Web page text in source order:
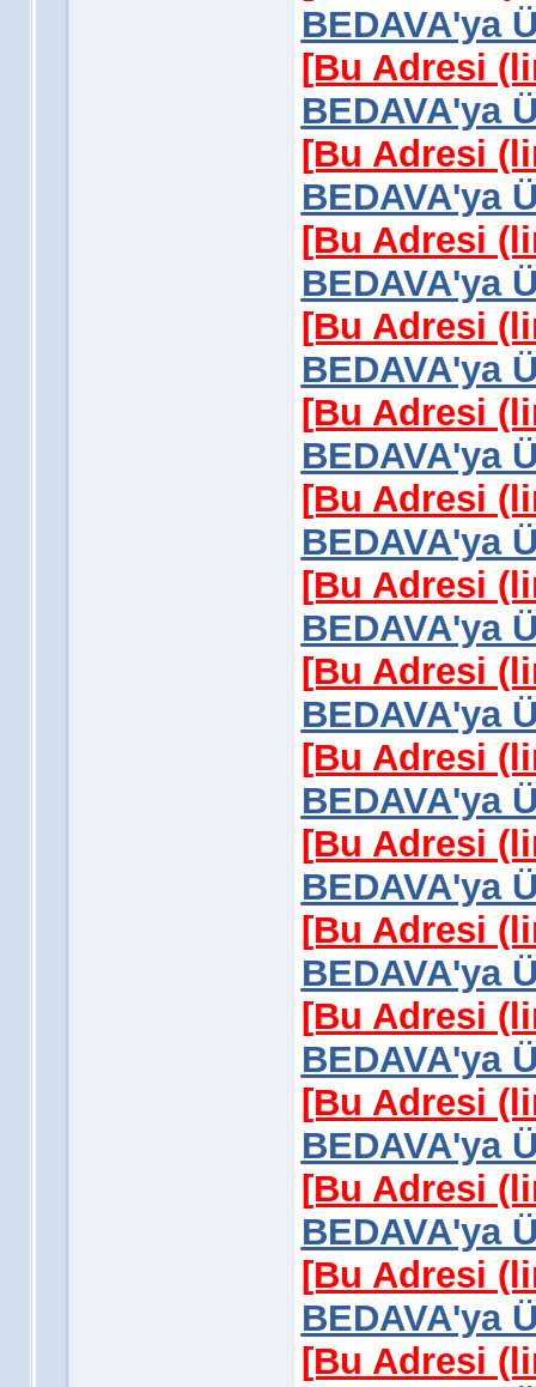
BEDAVA'ya
[Bu Adresi
BEDAVA'ya
[Bu Adresi
BEDAVA'ya
[Bu Adresi
BEDAVA'ya
[Bu Adresi
BEDAVA'ya
[Bu Adresi
BEDAVA'ya
[Bu Adresi
BEDAVA'ya
[Bu Adresi
BEDAVA'ya
[Bu Adresi
BEDAVA'ya
[Bu Adresi
BEDAVA'ya
[Bu Adresi
BEDAVA'ya
[Bu Adresi
BEDAVA'ya
[Bu Adresi
BEDAVA'ya
[Bu Adresi
BEDAVA'ya
[Bu Adresi
BEDAVA'ya
[Bu Adresi
BEDAVA'ya
[Bu Adresi